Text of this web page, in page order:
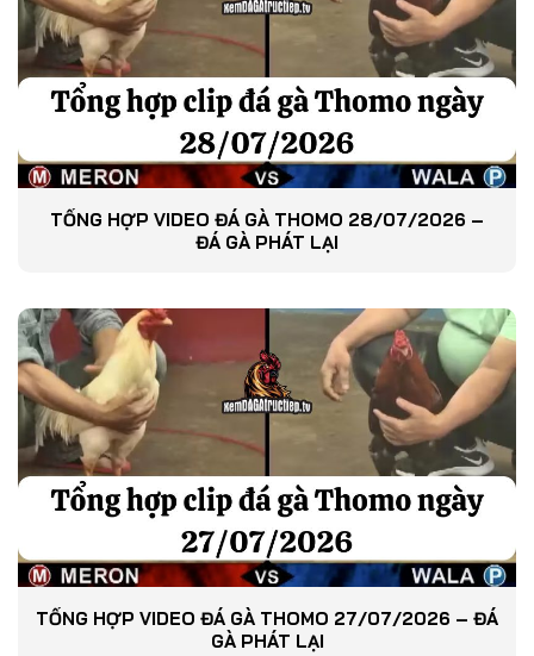
TỔNG HỢP VIDEO ĐÁ GÀ THOMO 28/07/2026 –
ĐÁ GÀ PHÁT LẠI
TỔNG HỢP VIDEO ĐÁ GÀ THOMO 27/07/2026 – ĐÁ
GÀ PHÁT LẠI